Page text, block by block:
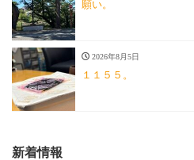
願い。
2026年8月5日
１１５５。
新着情報